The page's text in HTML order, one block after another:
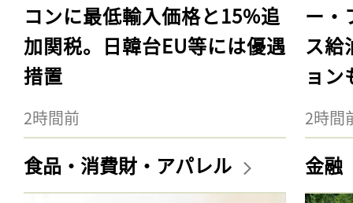
コンに最低輸入価格と15%追
加関税。日韓台EU等には優遇
措置
2時間前
ー・
ス給
ョン
2時間
食品・消費財・アパレル 金融